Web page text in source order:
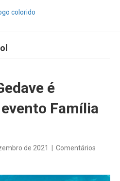
é
Família
de 2021
Comentários